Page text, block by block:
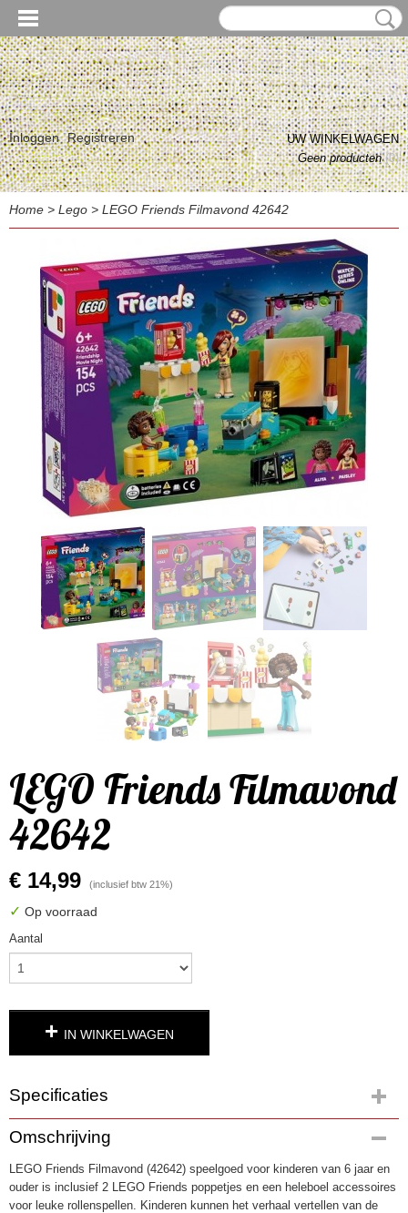
Inloggen Registreren
UW WINKELWAGEN
Geen producten(0)
Home > Lego > LEGO Friends Filmavond 42642
LEGO Friends Filmavond
42642
€ 14,99 (inclusief btw 21%)
✓ Op voorraad
Aantal
IN WINKELWAGEN
Specificaties
Productcode
4967
EAN code
5702017814834
Omschrijving
LEGO Friends Filmavond (42642) speelgoed voor kinderen van 6 jaar en
ouder is inclusief 2 LEGO Friends poppetjes en een heleboel accessoires
voor leuke rollenspellen. Kinderen kunnen het verhaal vertellen van de